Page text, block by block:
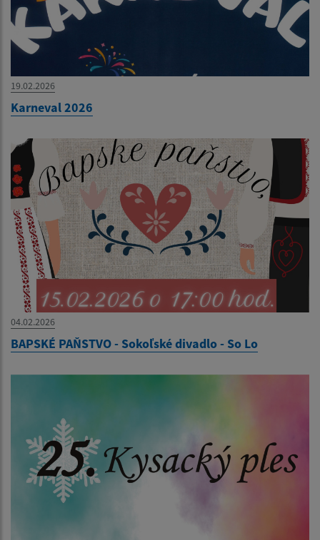
19.02.2026
Karneval 2026
04.02.2026
BAPSKÉ PAŇSTVO - Sokoľské divadlo - So Lo